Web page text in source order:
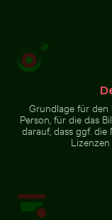
Grundlage für den
Person, für die das
darauf, dass ggf.